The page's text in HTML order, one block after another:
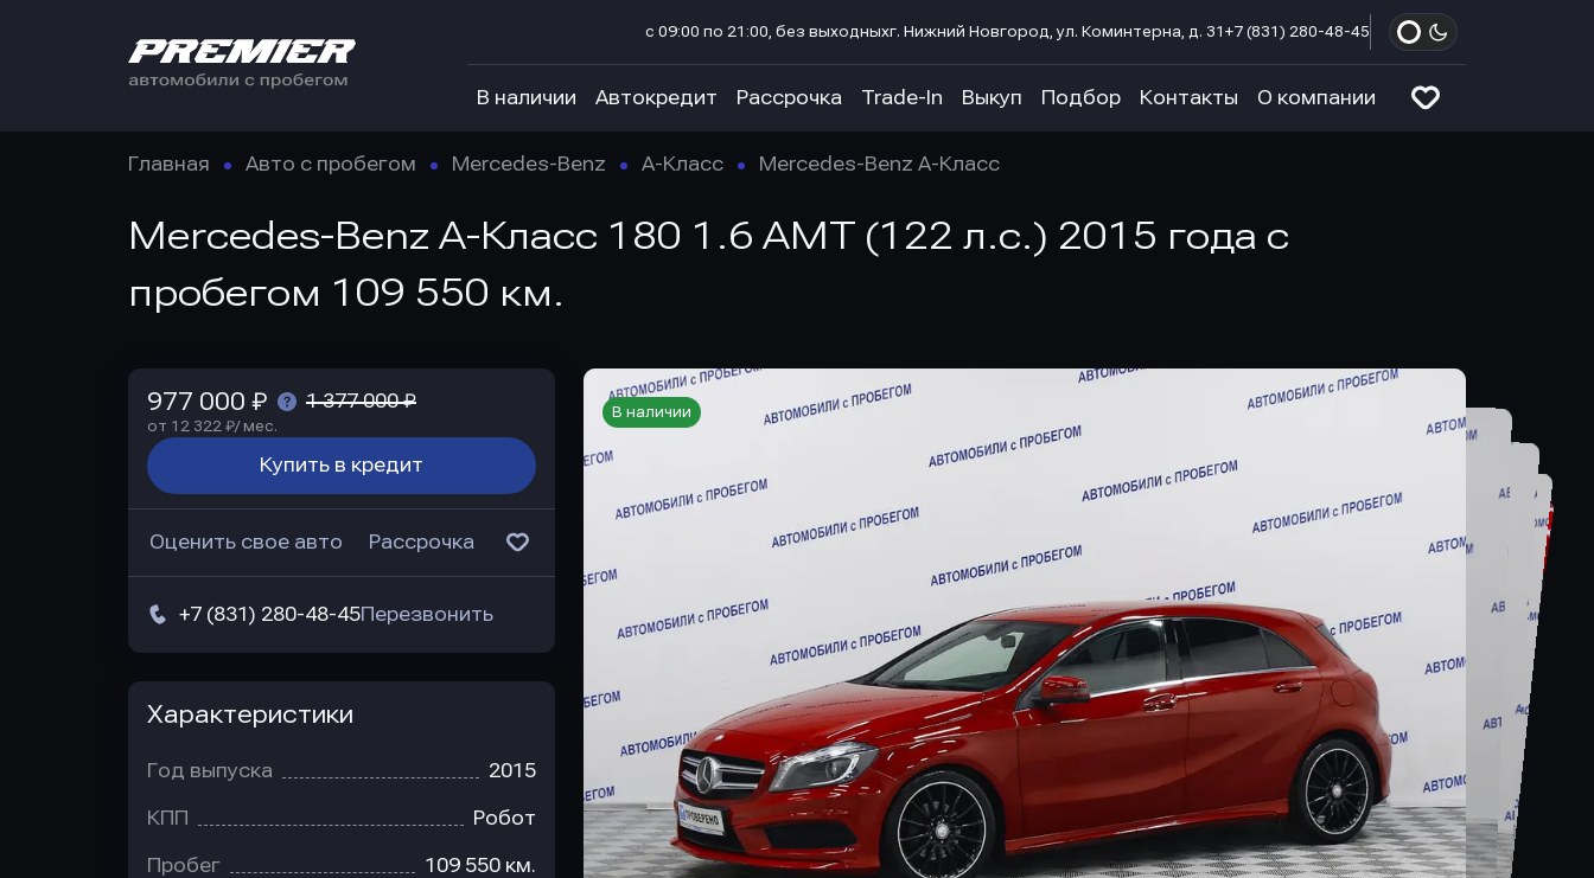
с 09:00 по 21:00, без выходныхг. Нижний Новгород, ул. Коминтерна, д. 31 +7 (831) 280-48-45
В наличии Автокредит Рассрочка Trade-In Выкуп Подбор Контакты О компании
Главная Авто с пробегом Mercedes-Benz A-Класс Mercedes-Benz A-Класс
Mercedes-Benz A-Класс 180 1.6 AMT (122 л.с.) 2015 года с
пробегом 109 550 км.
В наличии
977 000 ₽ 1 377 000 ₽
от 12 322 ₽/ мес.
Купить в кредит
Оценить свое авто Рассрочка
+7 (831) 280-48-45Перезвонить
Характеристики
Год выпуска 2015
КПП Робот
Пробег 109 550 км.